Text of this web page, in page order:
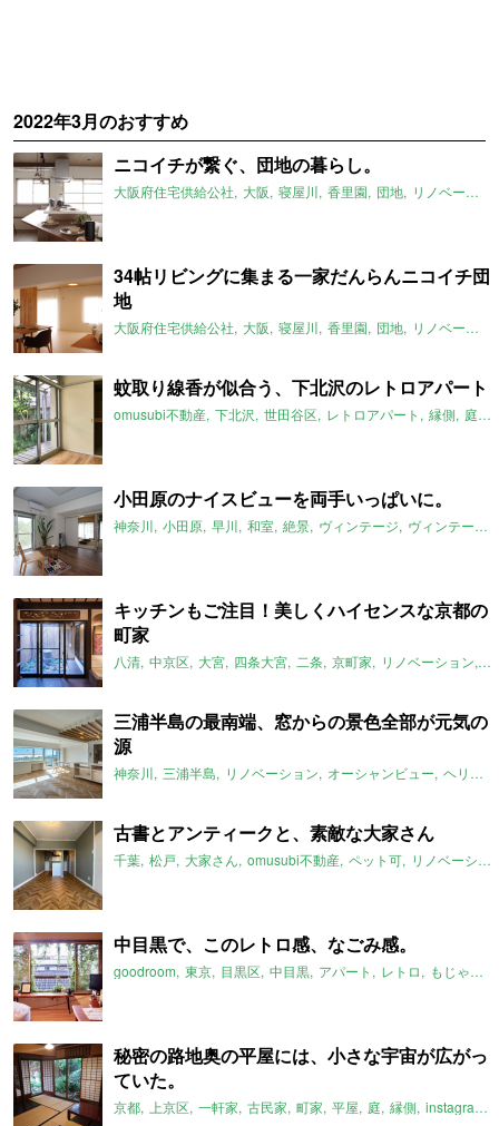
2022年3月のおすすめ
ニコイチが繋ぐ、団地の暮らし。
大阪府住宅供給公社 大阪 寝屋川 香里園 団地 リノベーション
34帖リビングに集まる一家だんらんニコイチ団
地
大阪府住宅供給公社 大阪 寝屋川 香里園 団地 リノベーション
蚊取り線香が似合う、下北沢のレトロアパート
omusubi不動産 下北沢 世田谷区 レトロアパート 縁側 庭
小田原のナイスビューを両手いっぱいに。
神奈川 小田原 早川 和室 絶景 ヴィンテージ ヴィンテージマンション
キッチンもご注目！美しくハイセンスな京都の
町家
八清 中京区 大宮 四条大宮 二条 京町家 リノベーション
三浦半島の最南端、窓からの景色全部が元気の
源
神奈川 三浦半島 リノベーション オーシャンビュー ヘリンボーン
古書とアンティークと、素敵な大家さん
千葉 松戸 大家さん omusubi不動産 ペット可 リノベーション
中目黒で、このレトロ感、なごみ感。
goodroom 東京 目黒区 中目黒 アパート レトロ もじゃもじゃ
秘密の路地奥の平屋には、小さな宇宙が広がっ
ていた。
京都 上京区 一軒家 古民家 町家 平屋 庭 縁側 instagram